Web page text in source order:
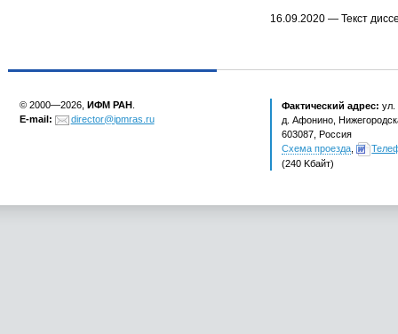
16.09.2020 — Текст
© 2000—2026, ИФМ РАН
E-mail:
director@ipmras.ru
Фактический адрес: ул.
д. Афонино,
603087, Россия
Схема проезда
(240 Kбайт)